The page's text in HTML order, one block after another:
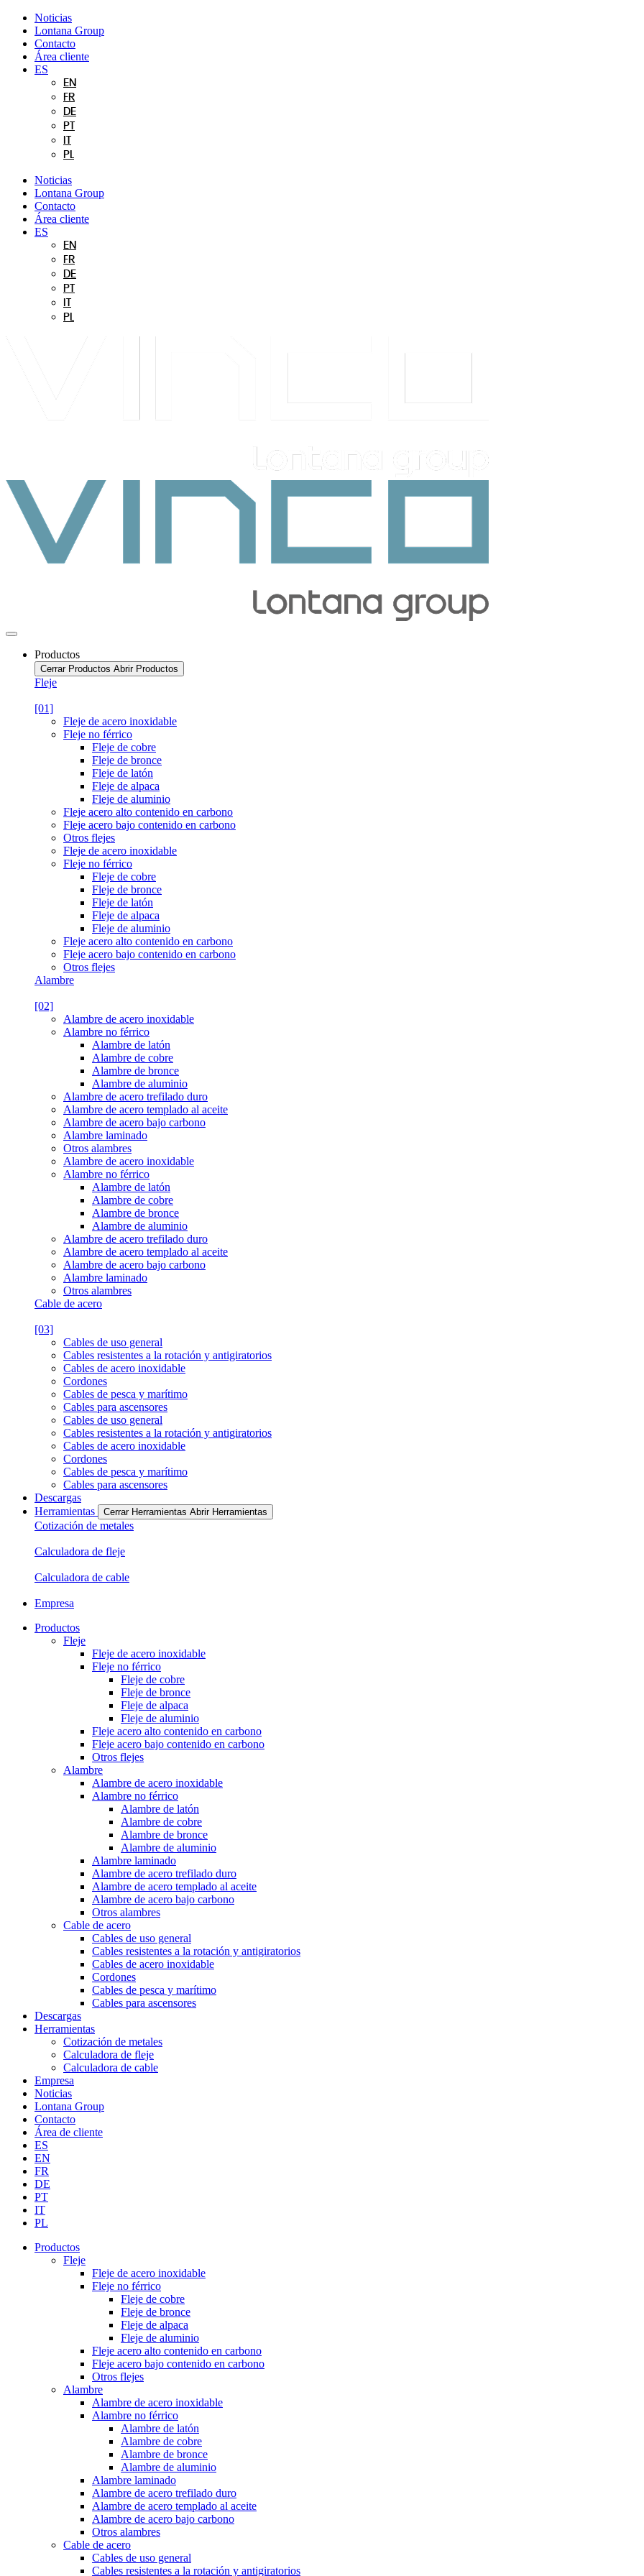
contenido
Noticias
Lontana Group
Contacto
Área cliente
ES
EN
FR
DE
PT
PL
Noticias
Lontana Group
Contacto
Área cliente
ES
EN
FR
DE
PT
PL
Productos
Cerrar Productos Abrir Productos
Fleje
[01]
Fleje de acero inoxidable
Fleje no férrico
Fleje de cobre
Fleje de bronce
Fleje de latón
Fleje de alpaca
Fleje de aluminio
Fleje acero alto contenido en carbono
Fleje acero bajo contenido en carbono
Otros flejes
Fleje de acero inoxidable
Fleje no férrico
Fleje de cobre
Fleje de bronce
Fleje de latón
Fleje de alpaca
Fleje de aluminio
Fleje acero alto contenido en carbono
Fleje acero bajo contenido en carbono
Otros flejes
Alambre
[02]
Alambre de acero inoxidable
Alambre no férrico
Alambre de latón
Alambre de cobre
Alambre de bronce
Alambre de aluminio
Alambre de acero trefilado duro
Alambre de acero templado al aceite
Alambre de acero bajo carbono
Alambre laminado
Otros alambres
Alambre de acero inoxidable
Alambre no férrico
Alambre de latón
Alambre de cobre
Alambre de bronce
Alambre de aluminio
Alambre de acero trefilado duro
Alambre de acero templado al aceite
Alambre de acero bajo carbono
Alambre laminado
Otros alambres
Cable de acero
[03]
Cables de uso general
Cables resistentes a la rotación y antigiratorios
Cables de acero inoxidable
Cordones
Cables de pesca y marítimo
Cables para ascensores
Cables de uso general
Cables resistentes a la rotación y antigiratorios
Cables de acero inoxidable
Cordones
Cables de pesca y marítimo
Cables para ascensores
Descargas
Herramientas
Cerrar Herramientas Abrir Herramientas
Cotización de metales
Calculadora de fleje
Calculadora de cable
Empresa
Productos
Fleje
Fleje de acero inoxidable
Fleje no férrico
Fleje de cobre
Fleje de bronce
Fleje de alpaca
Fleje de aluminio
Fleje acero alto contenido en carbono
Fleje acero bajo contenido en carbono
Otros flejes
Alambre
Alambre de acero inoxidable
Alambre no férrico
Alambre de latón
Alambre de cobre
Alambre de bronce
Alambre de aluminio
Alambre laminado
Alambre de acero trefilado duro
Alambre de acero templado al aceite
Alambre de acero bajo carbono
Otros alambres
Cable de acero
Cables de uso general
Cables resistentes a la rotación y antigiratorios
Cables de acero inoxidable
Cordones
Cables de pesca y marítimo
Cables para ascensores
Descargas
Herramientas
Cotización de metales
Calculadora de fleje
Calculadora de cable
Empresa
Noticias
Lontana Group
Contacto
Área de cliente
ES
EN
FR
DE
PT
IT
PL
Productos
Fleje
Fleje de acero inoxidable
Fleje no férrico
Fleje de cobre
Fleje de bronce
Fleje de alpaca
Fleje de aluminio
Fleje acero alto contenido en carbono
Fleje acero bajo contenido en carbono
Otros flejes
Alambre
Alambre de acero inoxidable
Alambre no férrico
Alambre de latón
Alambre de cobre
Alambre de bronce
Alambre de aluminio
Alambre laminado
Alambre de acero trefilado duro
Alambre de acero templado al aceite
Alambre de acero bajo carbono
Otros alambres
Cable de acero
Cables de uso general
Cables resistentes a la rotación y antigiratorios